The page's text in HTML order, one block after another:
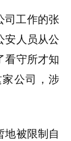
司工作的张
安人员从公
看守所才知
公司，涉
地被限制自